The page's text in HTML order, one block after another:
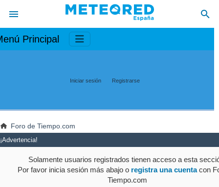
Principal
Iniciar sesión Registrarse
Foro de Tiempo.com
¡Advertencia!
Solamente usuarios registrados tienen acceso a esta
Por favor inicia sesión más abajo o registra una cuentacon
Tiempo.com